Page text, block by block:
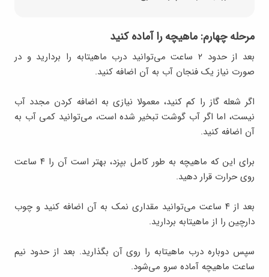
مرحله چهارم: ماهیچه را آماده کنید
بعد از حدود ۲ ساعت می‌توانید درب ماهیتابه را بردارید و در
صورت نیاز یک فنجان آب به آن اضافه کنید.
اگر شعله گاز را کم کنید، معمولا نیازی به اضافه کردن مجدد آب
نیست، اما اگر آب گوشت تبخیر شده است، می‌توانید کمی آب به
آن اضافه کنید.
برای این که ماهیچه به طور کامل بپزد، بهتر است آن را ۴ ساعت
روی حرارت قرار دهید.
بعد از ۴ ساعت می‌توانید مقداری نمک به آن اضافه کنید و چوب
دارچین را از ماهیتابه بردارید.
سپس دوباره درب ماهیتابه را روی آن بگذارید. بعد از حدود نیم
ساعت ماهیچه آماده سرو می‌شود.